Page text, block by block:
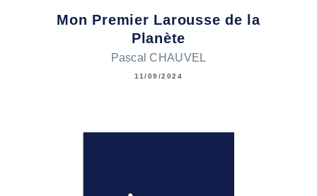
Mon Premier Larousse de la
Planète
Pascal CHAUVEL
11/09/2024